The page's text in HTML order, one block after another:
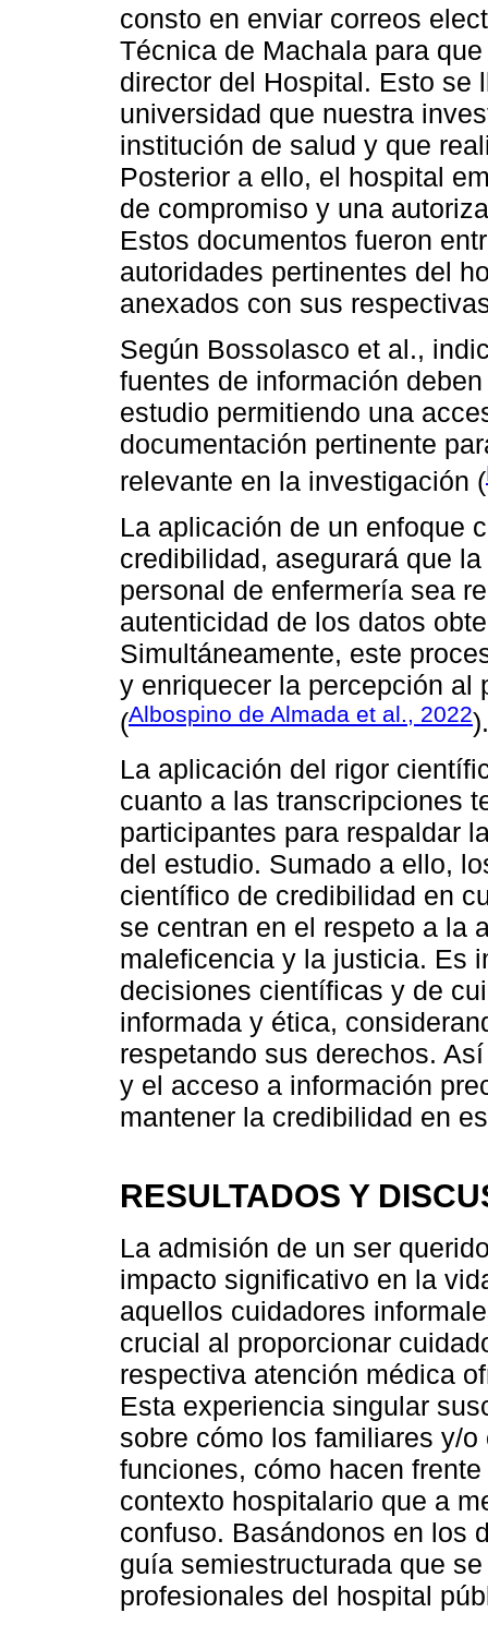
consto en enviar correos
Técnica de Machala para
director del Hospital. Esto se
universidad que nuestra
institución de salud y que
Posterior a ello, el hospital
de compromiso y una
Estos documentos fueron
autoridades pertinentes del
anexados con sus
Según Bossolasco et al.,
fuentes de información
estudio permitiendo una
documentación pertinente
relevante en la investigación (
La aplicación de un enfoque
credibilidad, asegurará que
personal de enfermería sea
autenticidad de los datos
Simultáneamente, este
y enriquecer la percepción al
(Albospino de Almada et al., 2022).
La aplicación del rigor
cuanto a las transcripciones
participantes para respaldar
del estudio. Sumado a ello,
científico de credibilidad en
se centran en el respeto a la
maleficencia y la justicia. Es
decisiones científicas y de
informada y ética,
respetando sus derechos.
y el acceso a información
mantener la credibilidad en
RESULTADOS Y
La admisión de un ser
impacto significativo en la
aquellos cuidadores
crucial al proporcionar
respectiva atención médica
Esta experiencia singular
sobre cómo los familiares y/
funciones, cómo hacen
contexto hospitalario que a
confuso. Basándonos en los
guía semiestructurada que
profesionales del hospital